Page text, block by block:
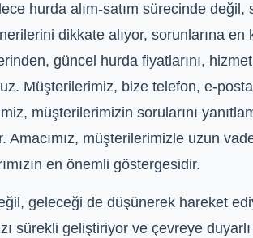
hurda alım-satım sürecinde değil,
dikkate alıyor, sorunlarına en
güncel hurda fiyatlarını,
Müşterilerimiz, bize telefon, e-
müşterilerimizin sorularını
müşterilerimizle uzun
en önemli göstergesidir.
geleceği de düşünerek hareket
sürekli geliştiriyor ve çevreye